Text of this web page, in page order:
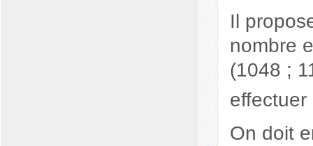
Il
nombre
(1048 ;
On doit